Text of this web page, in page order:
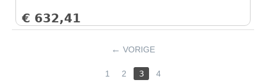
€ 632,41
VORIGE
1 2 3 4